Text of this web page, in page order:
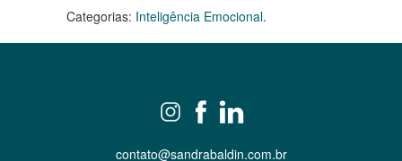
Categorias: Inteligência Emocional.
contato@sandrabaldin.com.br